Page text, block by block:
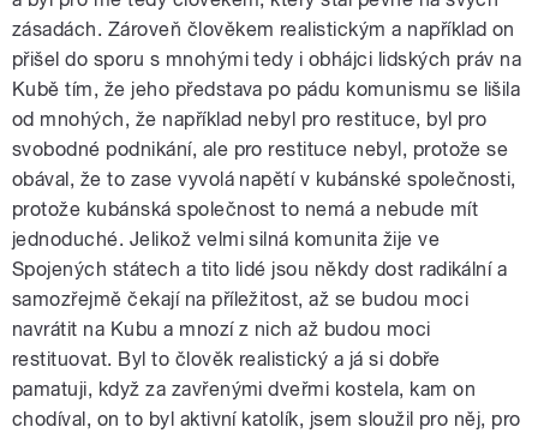
zásadách. Zároveň člověkem realistickým a například on
přišel do sporu s mnohými tedy i obhájci lidských práv na
Kubě tím, že jeho představa po pádu komunismu se lišila
od mnohých, že například nebyl pro restituce, byl pro
svobodné podnikání, ale pro restituce nebyl, protože se
obával, že to zase vyvolá napětí v kubánské společnosti,
protože kubánská společnost to nemá a nebude mít
jednoduché. Jelikož velmi silná komunita žije ve
Spojených státech a tito lidé jsou někdy dost radikální a
samozřejmě čekají na příležitost, až se budou moci
navrátit na Kubu a mnozí z nich až budou moci
restituovat. Byl to člověk realistický a já si dobře
pamatuji, když za zavřenými dveřmi kostela, kam on
chodíval, on to byl aktivní katolík, jsem sloužil pro něj, pro